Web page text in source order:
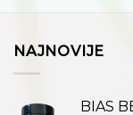
NAJNOVIJE
BIAS